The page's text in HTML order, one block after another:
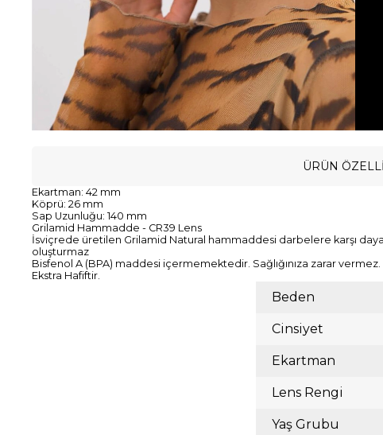
ÜRÜN
Ekartman: 42 mm
Köprü: 26 mm
Sap Uzunluğu: 140 mm
Grilamid Hammadde - CR39 Lens
İsviçrede üretilen Grilamid Natural hammaddesi darbelere karşı
oluşturmaz
Bisfenol A (BPA) maddesi içermemektedir. Sağlığınıza zarar vermez.
Ekstra Hafiftir.
Beden
Cinsiyet
Ekartman
Lens Rengi
Yaş Grubu